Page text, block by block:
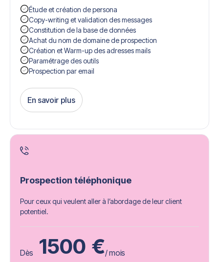
Étude et création de persona
Copy-writing et validation des messages
Constitution de la base de données
Achat du nom de domaine de prospection
Création et Warm-up des adresses mails
Paramétrage des outils
Prospection par email
En savoir plus
Get Started
Prospection téléphonique
Pour ceux qui veulent aller à l’abordage de leur client
potentiel.
Dès 1500 €/ mois